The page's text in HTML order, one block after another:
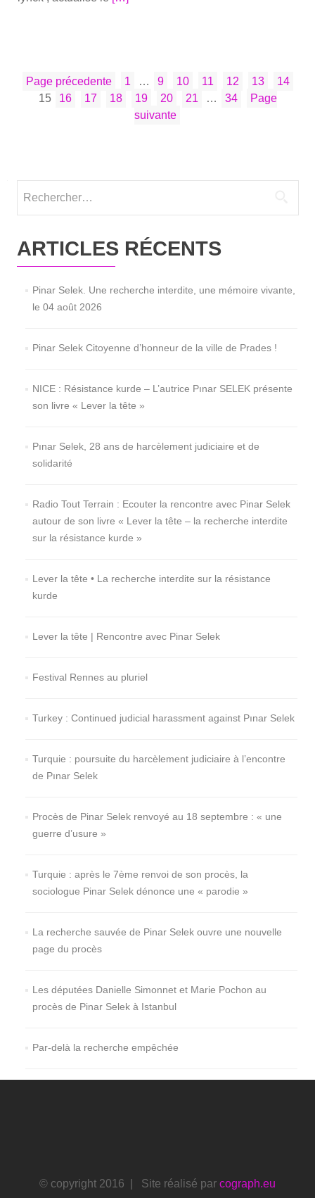
pé­
tui­
Selek
quatre
te­
ments
PAGINATION
DES
PUBLICATIONS
Page précedente Page
1 … Page
9 Page
10 Page
11 Page
12 Page
13 Page
14
15
Page
16 Page
17 Page
18 Page
19 Page
20 Page
21 … Page
34
Page
suivante
ARTICLES RÉCENTS
Pinar Selek. Une recherche interdite, une mémoire vivante,
le 04 août 2026
Pinar Selek Citoyenne d’honneur de la ville de Prades !
NICE : Résistance kurde – L’autrice Pınar SELEK présente
son livre « Lever la tête »
Pınar Selek, 28 ans de harcèlement judiciaire et de
solidarité
Radio Tout Terrain : Ecouter la rencontre avec Pinar Selek
autour de son livre « Lever la tête – la recherche interdite
sur la résistance kurde »
Lever la tête • La recherche interdite sur la résistance
kurde
Lever la tête | Rencontre avec Pinar Selek
Festival Rennes au pluriel
Turkey : Continued judicial harassment against Pınar Selek
Turquie : poursuite du harcèlement judiciaire à l’encontre
de Pınar Selek
Procès de Pinar Selek renvoyé au 18 septembre : « une
guerre d’usure »
Turquie : après le 7ème renvoi de son procès, la
sociologue Pinar Selek dénonce une « parodie »
La recherche sauvée de Pinar Selek ouvre une nouvelle
page du procès
Les députées Danielle Simonnet et Marie Pochon au
procès de Pinar Selek à Istanbul
Par-delà la recherche empêchée
© copyright 2016 | Site réalisé par cograph.eu